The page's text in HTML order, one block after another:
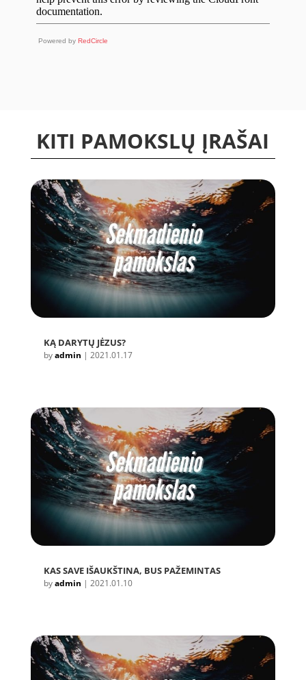
Powered by RedCircle
KITI PAMOKSLŲ ĮRAŠAI
KĄ DARYTŲ JĖZUS?
byadmin | 2021.01.17
KAS SAVE IŠAUKŠTINA, BUS PAŽEMINTAS
byadmin | 2021.01.10